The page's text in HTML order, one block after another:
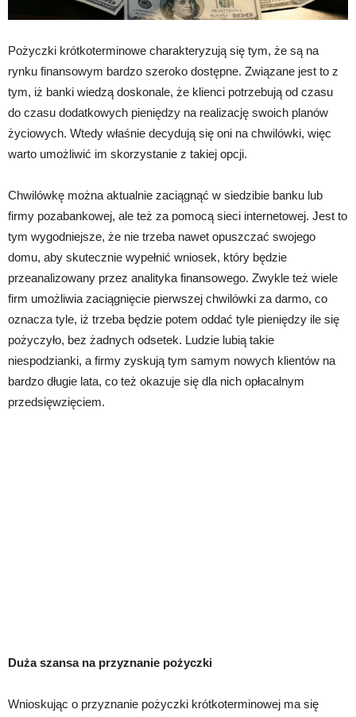
Pożyczki krótkoterminowe charakteryzują się tym, że są na
rynku finansowym bardzo szeroko dostępne. Związane jest to z
tym, iż banki wiedzą doskonale, że klienci potrzebują od czasu
do czasu dodatkowych pieniędzy na realizację swoich planów
życiowych. Wtedy właśnie decydują się oni na chwilówki, więc
warto umożliwić im skorzystanie z takiej opcji.
Chwilówkę można aktualnie zaciągnąć w siedzibie banku lub
firmy pozabankowej, ale też za pomocą sieci internetowej. Jest to
tym wygodniejsze, że nie trzeba nawet opuszczać swojego
domu, aby skutecznie wypełnić wniosek, który będzie
przeanalizowany przez analityka finansowego. Zwykle też wiele
firm umożliwia zaciągnięcie pierwszej chwilówki za darmo, co
oznacza tyle, iż trzeba będzie potem oddać tyle pieniędzy ile się
pożyczyło, bez żadnych odsetek. Ludzie lubią takie
niespodzianki, a firmy zyskują tym samym nowych klientów na
bardzo długie lata, co też okazuje się dla nich opłacalnym
przedsięwzięciem.
Duża szansa na przyznanie pożyczki
Wnioskując o przyznanie pożyczki krótkoterminowej ma się